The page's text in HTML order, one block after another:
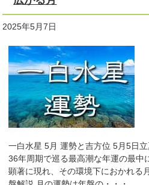
2025年5月7日
一白水星 5月 運勢と吉方位 5月5日
36年周期で巡る最高潮な年運の最中
顕著に現れ、その環境下におかれる